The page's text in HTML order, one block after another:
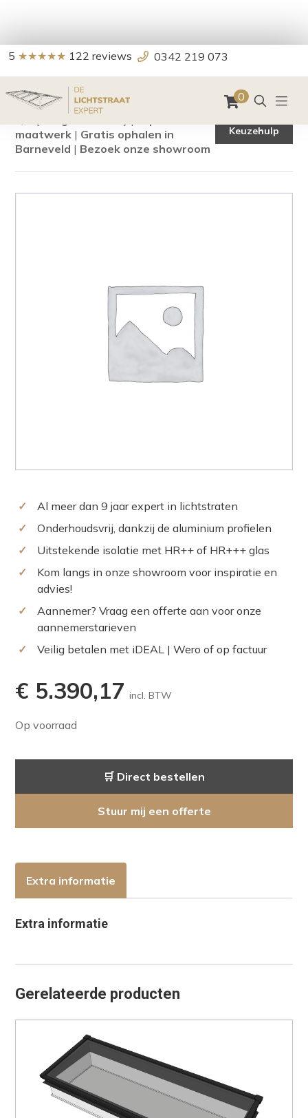
5 ★★★★★ 122 reviews 0342 219 073
0 Zoeken
Home/Lichtstraten/Schilddak lichtstraat/Schilddak
Schilddak
maatwerk | Gratis ophalen in
Barneveld | Bezoek onze showroom
Komt u er niet
uit?
Keuzehulp
✓
Al meer dan 9 jaar expert in lichtstraten
✓
Onderhoudsvrij, dankzij de aluminium profielen
✓
Uitstekende isolatie met HR++ of HR+++ glas
✓
Kom langs in onze showroom voor inspiratie en
advies!
✓
Aannemer? Vraag een offerte aan voor onze
aannemerstarieven
✓
Veilig betalen met iDEAL | Wero of op factuur
€ 5.390,17 incl. BTW
Op voorraad
🛒 Direct bestellen
Stuur mij een offerte
Extra informatie
Extra informatie
Gerelateerde producten